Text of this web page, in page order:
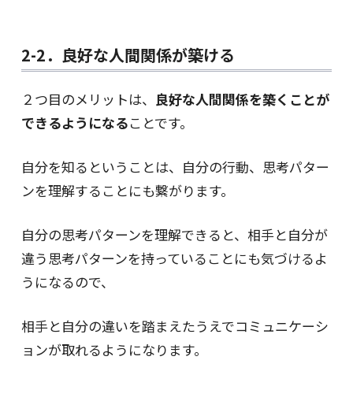
2-2．良好な人間関係が築ける
２つ目のメリットは、 良好な人間関係を築くことが
できるようになることです。
自分を知るということは、自分の行動、思考パター
ンを理解することにも繋がります。
自分の思考パターンを理解できると、相手と自分が
違う思考パターンを持っていることにも気づけるよ
うになるので、
相手と自分の違いを踏まえたうえでコミュニケーシ
ョンが取れるようになります。